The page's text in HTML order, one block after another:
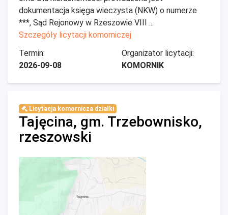
dokumentacja księga wieczysta (NKW) o numerze
***, Sąd Rejonowy w Rzeszowie VIII ...
Szczegóły licytacji komorniczej
Termin:
2026-09-08
Organizator licytacji:
KOMORNIK
Licytacja komornicza działki
Tajęcina, gm. Trzebownisko,
rzeszowski